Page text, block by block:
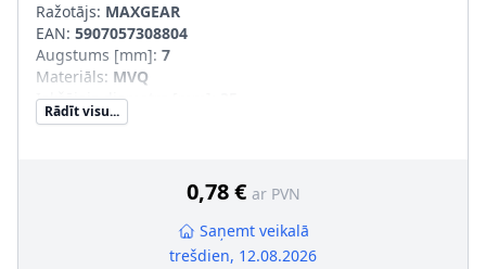
Ražotājs: MAXGEAR
EAN: 5907057308804
Augstums [mm]: 7
Materiāls: MVQ
Iekšējais diametrs [mm]
Ārējais diametrs [mm]
Rādīt visu...
0,78 € ar PVN
Saņemt veikalā
trešdien, 12.08.2026